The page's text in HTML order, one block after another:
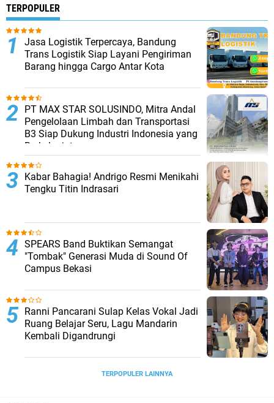
TERPOPULER
Jasa Logistik Terpercaya, Bandung
Trans Logistik Siap Layani Pengiriman
Barang hingga Cargo Antar Kota
PT MAX STAR SOLUSINDO, Mitra Andal
Pengelolaan Limbah dan Transportasi
B3 Siap Dukung Industri Indonesia yang
Berkelanjutan
Kabar Bahagia! Andrigo Resmi Menikahi
Tengku Titin Indrasari
SPEARS Band Buktikan Semangat
"Tombak" Generasi Muda di Sound Of
Campus Bekasi
Ranni Pancarani Sulap Kelas Vokal Jadi
Ruang Belajar Seru, Lagu Mandarin
Kembali Digandrungi
TERPOPULER LAINNYA